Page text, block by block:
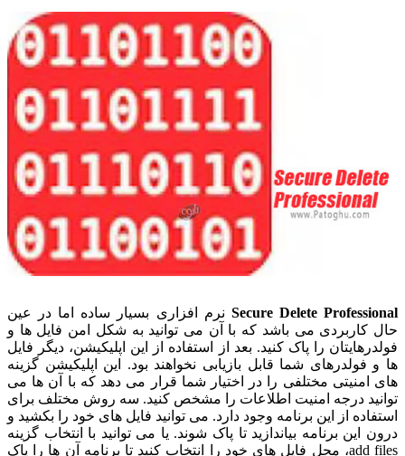
Secure Delete Professional نرم افزاری بسیار ساده اما در عین
حال کاربردی می باشد که با آن می توانید به شکل امن فایل ها و
فولدرهایتان را پاک کنید. بعد از استفاده از این اپلیکیشن، دیگر فایل
ها و فولدرهای شما قابل بازیابی نخواهند بود. این اپلیکیشن گزینه
های امنیتی مختلفی را در اختیار شما قرار می دهد که با آن ها می
توانید درجه امنیت اطلاعات را مشخص کنید. سه روش مختلف برای
استفاده از این برنامه وجود دارد. می توانید فایل های خود را بکشید و
درون این برنامه بیاندازید تا پاک شوند. یا می توانید با انتخاب گزینه
add files، محل فایل های خود را انتخاب کنید تا برنامه آن ها را پاک